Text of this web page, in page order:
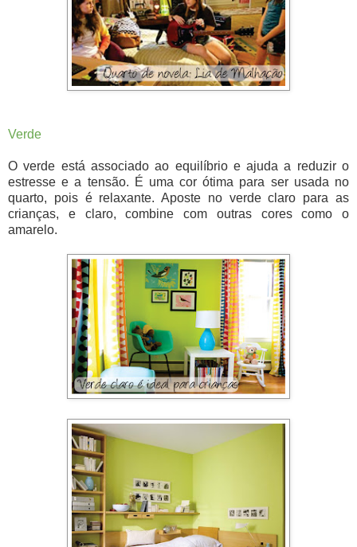
Verde
O verde está associado ao equilíbrio e ajuda a reduzir o
estresse e a tensão. É uma cor ótima para ser usada no
quarto, pois é relaxante. Aposte no verde claro para as
crianças, e claro, combine com outras cores como o
amarelo.